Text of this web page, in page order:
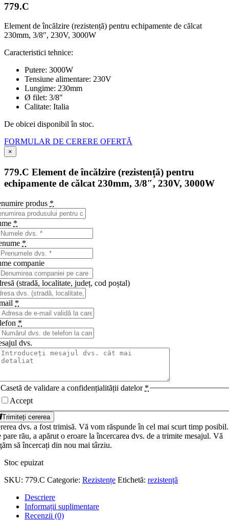
779.C
Element de încălzire (rezistență) pentru echipamente de călcat
230mm, 3/8″, 230V, 3000W
Caracteristici tehnice:
Putere: 3000W
Tensiune alimentare: 230V
Lungime: 230mm
Ø filet: 3/8″
Calitate: Italia
De obicei disponibil în stoc.
FORMULAR DE CERERE OFERTĂ
×
779.C Element de încălzire (rezistență) pentru
echipamente de călcat 230mm, 3/8″, 230V, 3000W
produs *
*
*
companie
(stradă, localitate, județ, cod poștal)
*
*
dvs.
Casetă de validare a confidențialității datelor *
Accept
Trimiteți cererea
dvs. a fost trimisă. Vă vom răspunde în cel mai scurt timp posibil.
pare rău, a apărut o eroare la încercarea dvs. de a trimite mesajul. Vă
să încercați din nou mai târziu.
Stoc epuizat
SKU: 779.C Categorie: Rezistențe Etichetă: rezistență
Descriere
Informații suplimentare
Recenzii (0)